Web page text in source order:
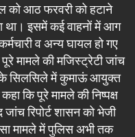
आठ फरवरी को हटाने
था। इसमें कई वाहनों में आग
व अन्य घायल हो गए
मामले की मजिस्ट्रेटी जांच
के सिलसिले में कुमाऊं आयुक्त
कि पूरे मामले की निष्पक्ष
रिपोर्ट शासन को भेजी
मामले में पुलिस अभी तक